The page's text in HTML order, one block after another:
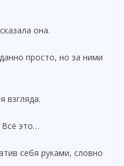
она.
просто, но за ними
взгляда.
это…
себя руками, словно